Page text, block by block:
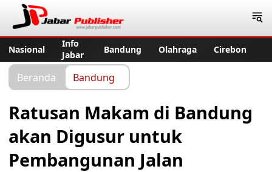
Nasional
Info
Jabar
Bandung Olahraga Cirebon
Beranda Bandung
Ratusan Makam di Bandung
akan Digusur untuk
Pembangunan Jalan